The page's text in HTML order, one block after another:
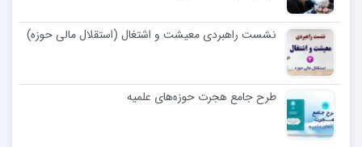
نشست راهبردی معیشت و اشتغال (استقلال مالی حوزه)
طرح جامع هجرت حوزه‌های علمیه